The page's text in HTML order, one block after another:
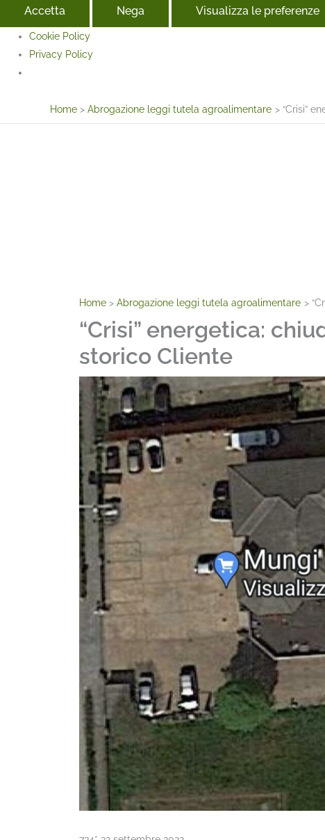
Accetta Nega Visualizza le preferenze
Cookie Policy
Privacy Policy
Home Abrogazione leggi tutela agroalimentare “Crisi”
Home Abrogazione leggi tutela agroalimentare
“Crisi” energetica:
storico Cliente